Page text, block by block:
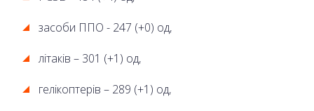
засоби ППО - 247 (+0) од,
літаків – 301 (+1) од,
гелікоптерів – 289 (+1) од,